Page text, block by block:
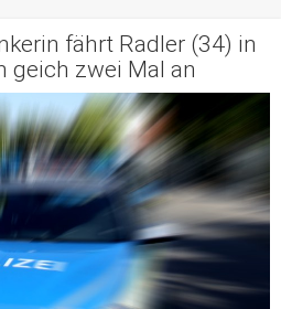
fährt Radler (34) in
geich zwei Mal an